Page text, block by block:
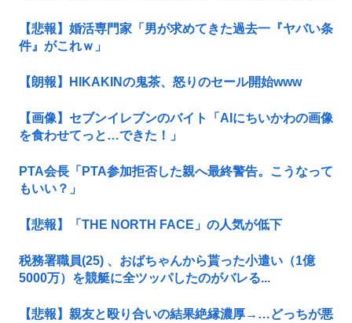
【悲報】婚活専門家「男が求めてきた過去一『ヤバい条
件』がこれｗ」
【朗報】HIKAKINの鬼茶、怒りのセール開始www
【画像】セブンイレブンのバイト「AIにちいかわの画像
を食わせてっと…できた！」
PTA会長「PTA参加拒否した親へ最終警告。こうなって
もいい？」
【悲報】「THE NORTH FACE」の人気が低下
税務署職員(25) 、おばちゃんから貰った小遣い（1億
5000万）を競艇に全ツッパしたのがバレる...
【悲報】親友と殴り合いの結果絶縁濃厚→…どっちが悪